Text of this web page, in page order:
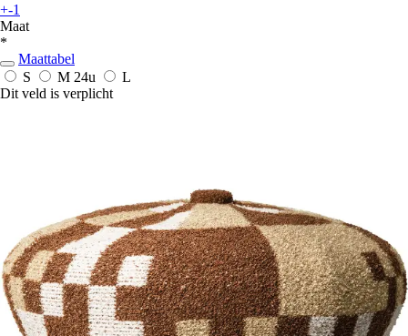
+-1
Maat
*
Maattabel
S
M 24u
L
Dit veld is verplicht